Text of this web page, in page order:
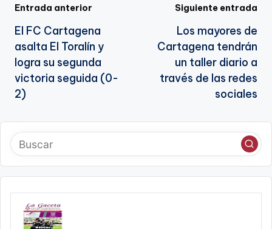
Navegación
de
entradas
Entrada anterior
El FC Cartagena
asalta El Toralín y
logra su segunda
victoria seguida (0-
2)
Siguiente entrada
Los mayores de
Cartagena tendrán
un taller diario a
través de las redes
sociales